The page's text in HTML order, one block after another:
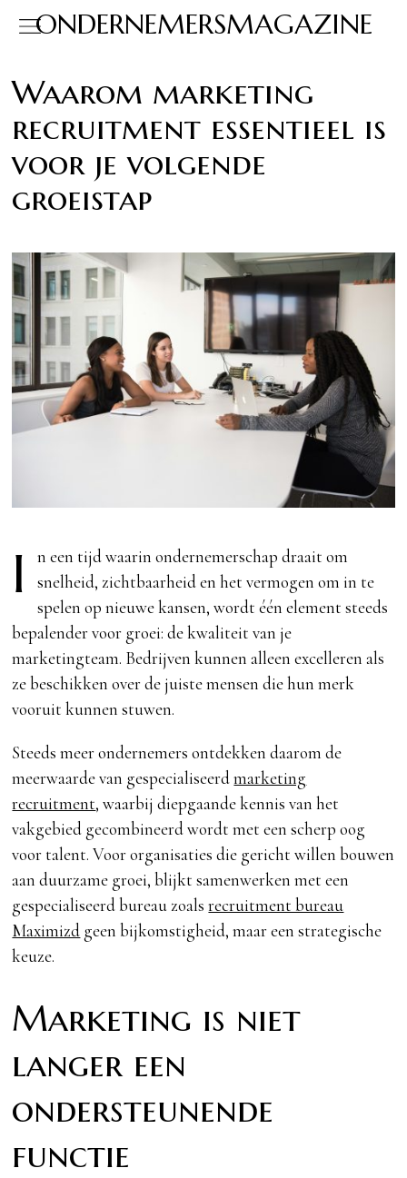
ONDERNEMERSMAGAZINE
Waarom marketing
recruitment essentieel is
voor je volgende
groeistap
I
n een tijd waarin ondernemerschap draait om
snelheid, zichtbaarheid en het vermogen om in te
spelen op nieuwe kansen, wordt één element steeds
bepalender voor groei: de kwaliteit van je
marketingteam. Bedrijven kunnen alleen excelleren als
ze beschikken over de juiste mensen die hun merk
vooruit kunnen stuwen.
Steeds meer ondernemers ontdekken daarom de
meerwaarde van gespecialiseerdmarketing
recruitment, waarbij diepgaande kennis van het
vakgebied gecombineerd wordt met een scherp oog
voor talent. Voor organisaties die gericht willen bouwen
aan duurzame groei, blijkt samenwerken met een
gespecialiseerd bureau zoalsrecruitment bureau
Maximizd geen bijkomstigheid, maar een strategische
keuze.
Marketing is niet
langer een
ondersteunende
functie